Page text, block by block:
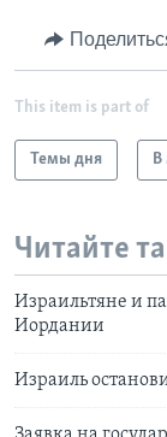
This item is part of
Темы дня
Читайте
Израильтяне и
Иордании
Израиль